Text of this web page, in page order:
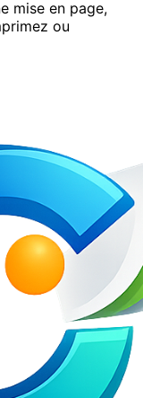
mise en page,
ou